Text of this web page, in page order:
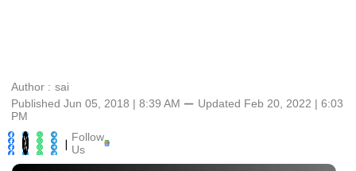
Author : sai
Published Jun 05, 2018 | 8:39 AM ⚊ Updated Feb 20, 2022 | 6:03
PM
| Follow
Us